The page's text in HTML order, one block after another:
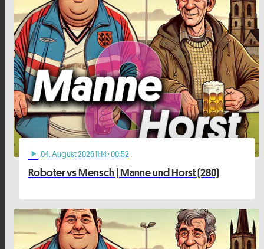
play_arrow 04. August 2026 11:14· 00:52
Roboter vs Mensch | Manne und Horst (280)